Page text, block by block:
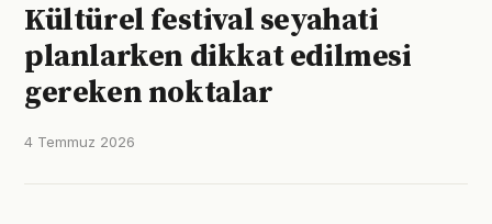
Kültürel festival seyahati
planlarken dikkat edilmesi
gereken noktalar
4 Temmuz 2026